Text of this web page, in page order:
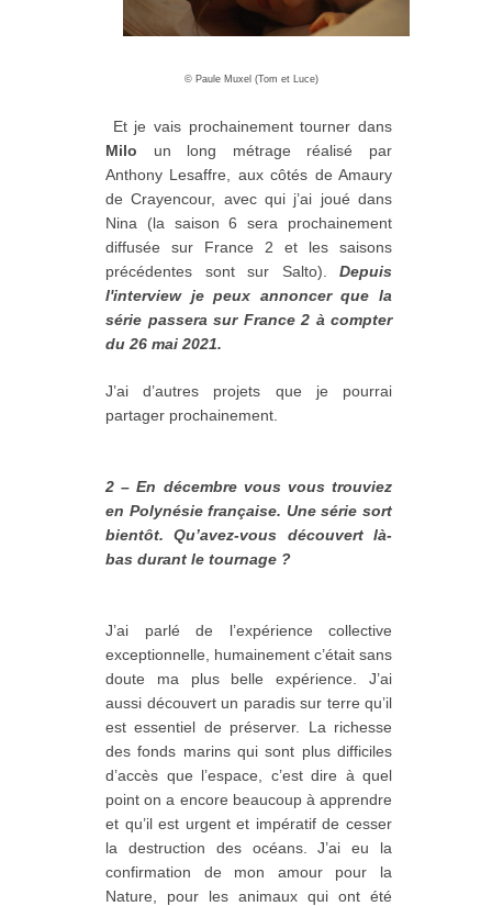
© Paule Muxel (Tom et Luce)
Et je vais prochainement tourner dans
Milo un long métrage réalisé par
Anthony Lesaffre, aux côtés de Amaury
de Crayencour, avec qui j’ai joué dans
Nina (la saison 6 sera prochainement
diffusée sur France 2 et les saisons
précédentes sont sur Salto). Depuis
l'interview je peux annoncer que la
série passera sur France 2 à compter
du 26 mai 2021.
J’ai d’autres projets que je pourrai
partager prochainement.
2 – En décembre vous vous trouviez
en Polynésie française. Une série sort
bientôt. Qu’avez-vous découvert là-
bas durant le tournage ?
J’ai parlé de l’expérience collective
exceptionnelle, humainement c’était sans
doute ma plus belle expérience. J’ai
aussi découvert un paradis sur terre qu’il
est essentiel de préserver. La richesse
des fonds marins qui sont plus difficiles
d’accès que l’espace, c’est dire à quel
point on a encore beaucoup à apprendre
et qu’il est urgent et impératif de cesser
la destruction des océans. J’ai eu la
confirmation de mon amour pour la
Nature, pour les animaux qui ont été